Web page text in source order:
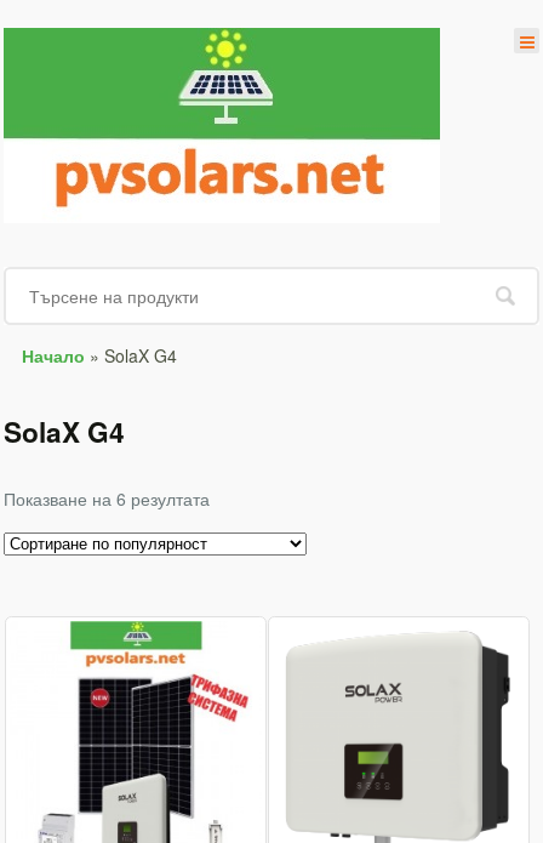
Начало » SolaX G4
SolaX G4
Показване на 6 резултата